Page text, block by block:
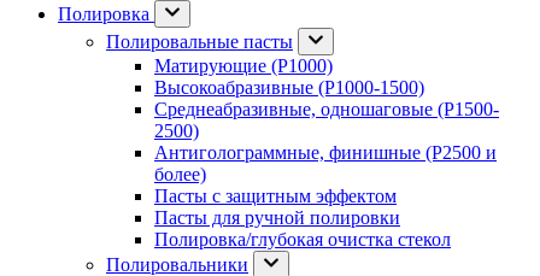
Полировка
Полировальные пасты
Матирующие (P1000)
Высокоабразивные (P1000-1500)
Среднеабразивные, одношаговые (P1500-
2500)
Антиголограммные, финишные (P2500 и
более)
Пасты с защитным эффектом
Пасты для ручной полировки
Полировка/глубокая очистка стекол
Полировальники